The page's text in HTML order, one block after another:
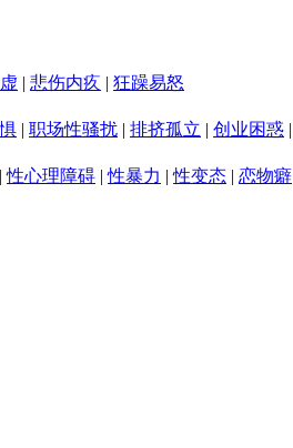
| 悲伤内疚 | 狂躁易怒
| 职场性骚扰 | 排挤孤立 | 创业困惑 |
|性心理障碍 |性暴力 |性变态 | 恋物癖